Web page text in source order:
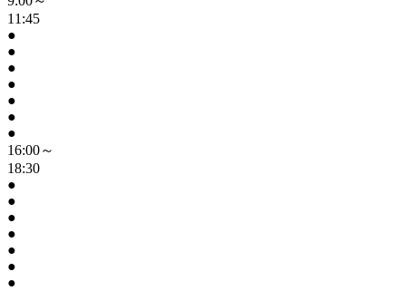
11:45
●
●
●
●
●
●
●
16:00～
18:30
●
●
●
●
●
●
●